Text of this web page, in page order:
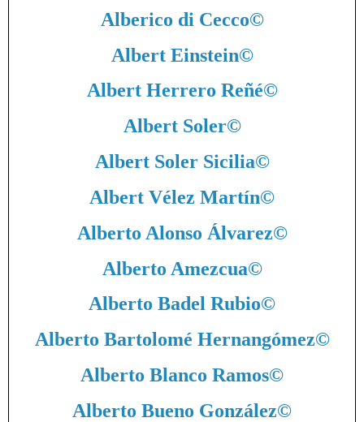
Alberico di Cecco©
Albert Einstein©
Albert Herrero Reñé©
Albert Soler©
Albert Soler Sicilia©
Albert Vélez Martín©
Alberto Alonso Álvarez©
Alberto Amezcua©
Alberto Badel Rubio©
Alberto Bartolomé Hernangómez©
Alberto Blanco Ramos©
Alberto Bueno González©